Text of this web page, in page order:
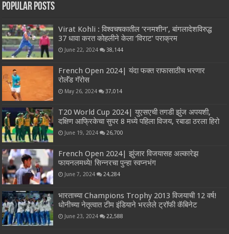
Popular Posts
Virat Kohli : विश्वचषकातील ‘रनमशीन’, बांगलादेशविरुद्ध
37 धावा करत कोहलीने केला ‘विराट’ पराक्रम
June 22, 2024 38,144
French Open 2024| यंदा फक्त राफासाठीच भरणार
रोलॅंड गॅरोस
May 26, 2024 37,014
T20 World Cup 2024| युएसएची तगडी झुंज अपयशी,
दक्षिण आफ्रिकेचा सुपर 8 मध्ये पहिला विजय, रबाडा ठरला हिरो
June 19, 2024 26,700
French Open 2024| झुंजार विजयासह अल्कारेझ
फायनलमध्ये! सिन्नरचा पुन्हा स्वप्नभंग
June 7, 2024 24,284
भारताच्या Champions Trophy 2013 विजयाची 12 वर्ष!
धोनीच्या नेतृत्वात टीम इंडियाने भरलेले ट्रॉफी कॅबिनेट
June 23, 2024 22,588